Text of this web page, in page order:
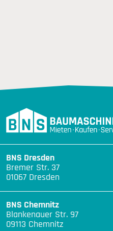
BNS Dresden
Bremer Str. 37
01067 Dresden
BNS Chemnitz
Blankenauer Str. 97
09113 Chemnitz